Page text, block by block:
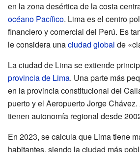
en la zona desértica de la costa
océano Pacífico. Lima es el centro
financiero y comercial del Perú. Es
le considera unaciudad global de
La ciudad de Lima se extiende
provincia de Lima. Una parte más
en la provincia constitucional del
puerto y el Aeropuerto Jorge
tienen autonomía regional desde
En 2023, se calcula que Lima tiene
habitantes, siendo la ciudad más